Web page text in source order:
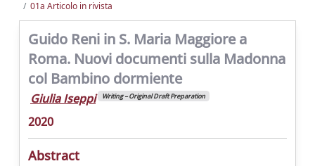
01a Articolo in rivista
Guido Reni in S. Maria Maggiore a
Roma. Nuovi documenti sulla Madonna
col Bambino dormiente
Giulia Iseppi Writing – Original Draft Preparation
2020
Abstract